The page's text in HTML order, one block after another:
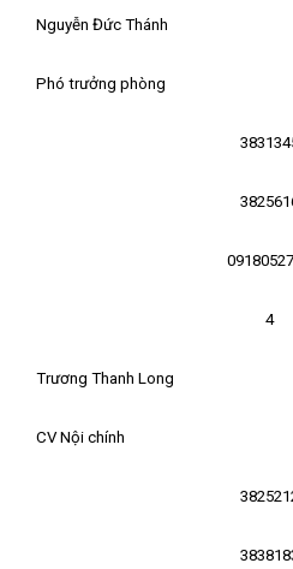
Nguyễn Đức Thánh
Phó trưởng phòng
4
Trương Thanh Long
CV Nội chính